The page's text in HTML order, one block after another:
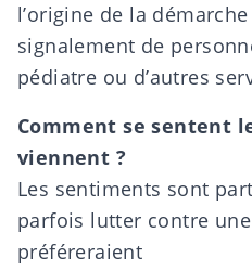
l’origine de la
signalement de
pédiatre ou d’autres
Comment se sentent
viennent ?
Les sentiments sont
parfois lutter contre
préféreraient